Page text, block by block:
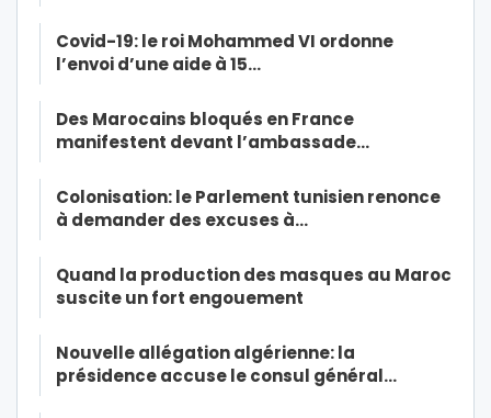
Covid-19: le roi Mohammed VI ordonne
l’envoi d’une aide à 15…
Des Marocains bloqués en France
manifestent devant l’ambassade…
Colonisation: le Parlement tunisien renonce
à demander des excuses à…
Quand la production des masques au Maroc
suscite un fort engouement
Nouvelle allégation algérienne: la
présidence accuse le consul général…